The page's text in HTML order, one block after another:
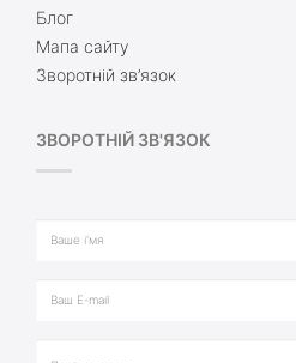
Блог
Мапа сайту
Зворотній зв’язок
ЗВОРОТНІЙ ЗВ'ЯЗОК